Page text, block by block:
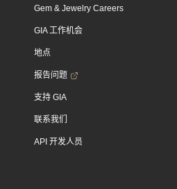
Gem & Jewelry Careers
GIA 工作机会
地点
报告问题
支持 GIA
联系我们
API 开发人员